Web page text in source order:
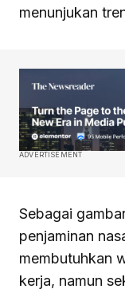
menunjukan
ADVERTISEMENT
Sebagai
penjaminan
membutuhkan
kerja, namun